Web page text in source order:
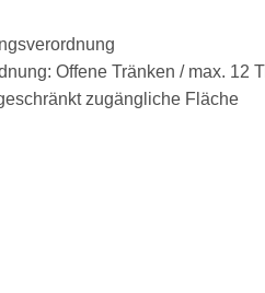
Offene Tränken / max. 12
zugängliche Fläche